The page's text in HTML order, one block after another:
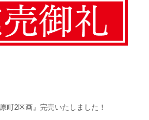
町2区画』完売いたしました！